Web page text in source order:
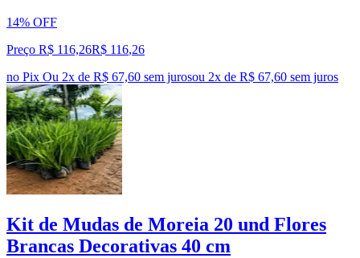
14% OFF
Preço R$ 116,26R$ 116,26
no Pix Ou 2x de R$ 67,60 sem jurosou 2x de R$ 67,60 sem juros
Kit de Mudas de Moreia 20 und Flores
Brancas Decorativas 40 cm